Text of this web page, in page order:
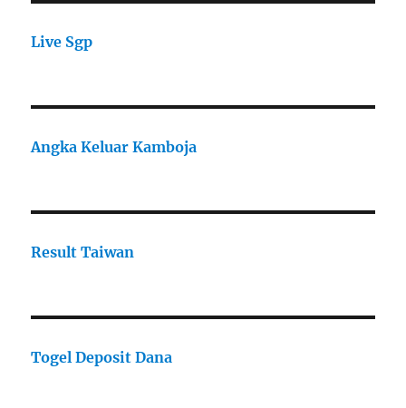
Live Sgp
Angka Keluar Kamboja
Result Taiwan
Togel Deposit Dana